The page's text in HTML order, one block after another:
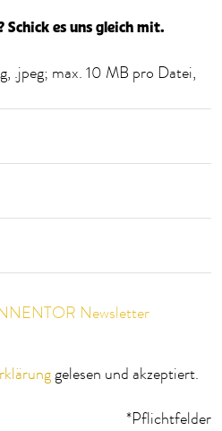
Schick es uns gleich mit.
.jpeg; max. 10 MB pro Datei,
Newsletter
gelesen und akzeptiert.
*Pflichtfelder